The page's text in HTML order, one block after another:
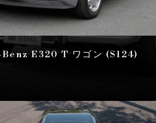
E320 T ワゴン (S124)